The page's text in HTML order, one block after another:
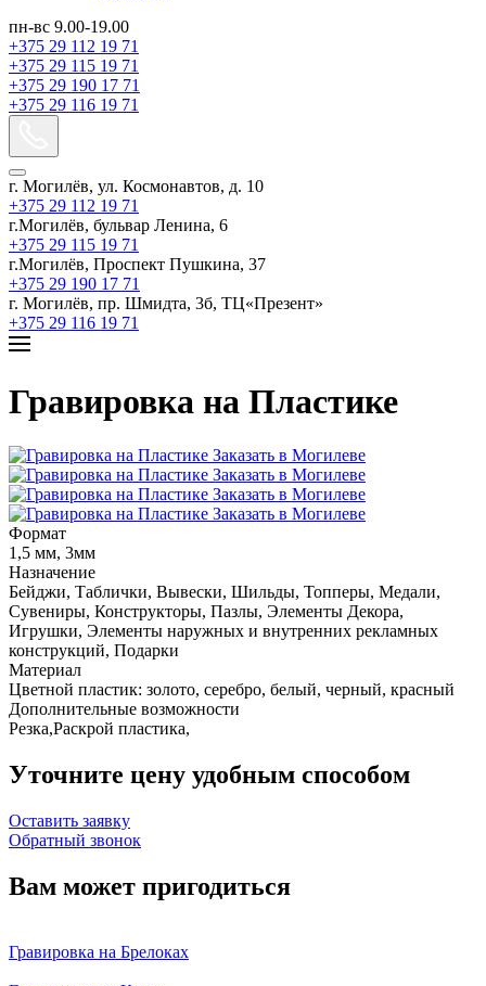
пн-вс 9.00-19.00
+375 29 112 19 71
+375 29 115 19 71
+375 29 190 17 71
+375 29 116 19 71
г. Могилёв, ул. Космонавтов, д. 10
+375 29 112 19 71
г.Могилёв, бульвар Ленина, 6
+375 29 115 19 71
г.Могилёв, Проспект Пушкина, 37
+375 29 190 17 71
г. Могилёв, пр. Шмидта, 3б, ТЦ«Презент»
+375 29 116 19 71
Гравировка на Пластике
Формат
1,5 мм, 3мм
Назначение
Бейджи, Таблички, Вывески, Шильды, Топперы, Медали,
Сувениры, Конструкторы, Пазлы, Элементы Декора,
Игрушки, Элементы наружных и внутренних рекламных
конструкций, Подарки
Материал
Цветной пластик: золото, серебро, белый, черный, красный
Дополнительные возможности
Резка,Раскрой пластика,
Уточните цену удобным способом
Оставить заявку
Обратный звонок
Вам может пригодиться
Гравировка на Брелоках